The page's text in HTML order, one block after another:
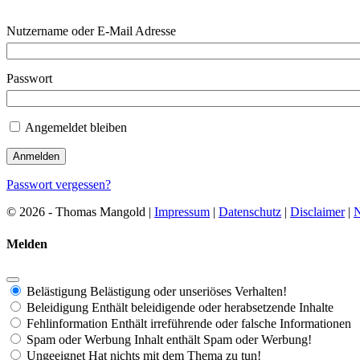
Nutzername oder E-Mail Adresse
Passwort
Angemeldet bleiben
Passwort vergessen?
© 2026 - Thomas Mangold | Impressum | Datenschutz | Disclaimer|
Melden
Belästigung Belästigung oder unseriöses Verhalten!
Beleidigung Enthält beleidigende oder herabsetzende Inhalte
Fehlinformation Enthält irreführende oder falsche Informationen
Spam oder Werbung Inhalt enthält Spam oder Werbung!
Ungeeignet Hat nichts mit dem Thema zu tun!